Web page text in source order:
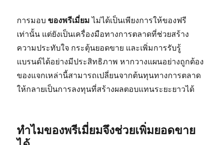
การมอบของพรีเมี่ยม ไม่ได้เป็นเพียงการให้ของฟรี
เท่านั้น แต่ยังเป็นเครื่องมือทางการตลาดที่ช่วยสร้าง
ความประทับใจ กระตุ้นยอดขาย และเพิ่มการรับรู้
แบรนด์ได้อย่างมีประสิทธิภาพ หากวางแผนอย่างถูกต้อง
ของแจกเหล่านี้สามารถเปลี่ยนจากต้นทุนทางการตลาด
ให้กลายเป็นการลงทุนที่สร้างผลตอบแทนระยะยาวได้
ทำไมของพรีเมี่ยมจึงช่วยเพิ่มยอดขาย